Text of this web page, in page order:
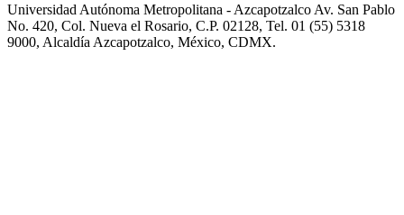
Universidad Autónoma Metropolitana - Azcapotzalco Av. San Pablo
No. 420, Col. Nueva el Rosario, C.P. 02128, Tel. 01 (55) 5318
9000, Alcaldía Azcapotzalco, México, CDMX.